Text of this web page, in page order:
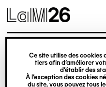
Gestion des cookies
Ce site utilise des cookies
tiers afin d’améliorer
d’établir des
À l’exception des cookies
du site, vous pouvez tous